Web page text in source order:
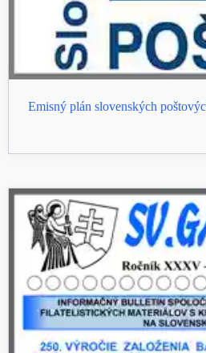
Emisný plán slovenských